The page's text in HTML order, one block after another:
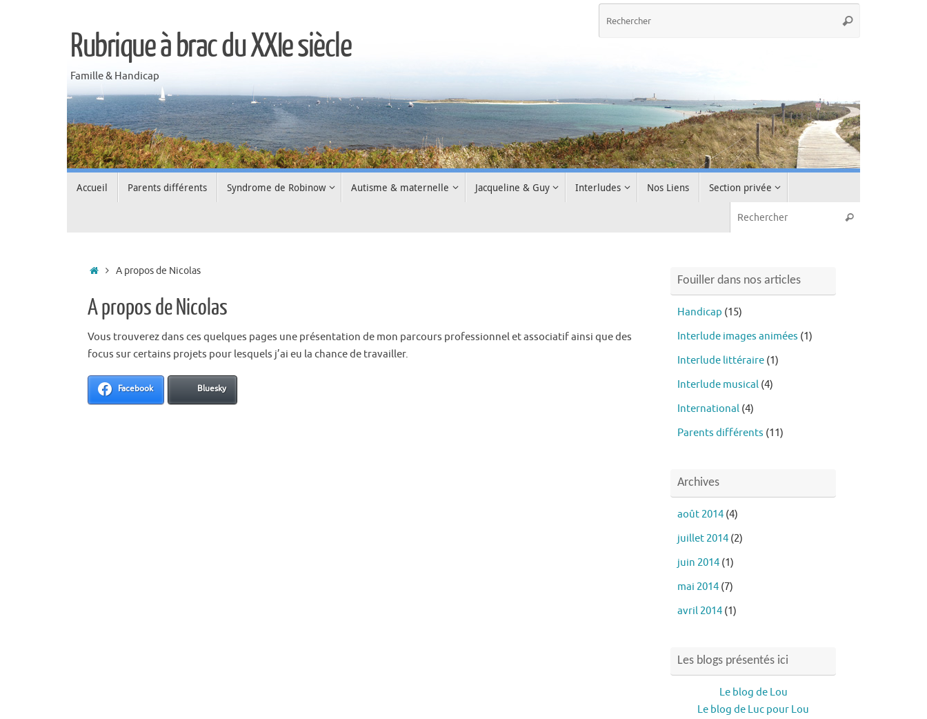
Rubrique à brac du XXIe siècle
Famille & Handicap
Accueil Parents différents Syndrome de Robinow Autisme & maternelle Jacqueline & Guy Interludes Nos Liens Section privée
A propos de Nicolas
A propos de Nicolas
Vous trouverez dans ces quelques pages une présentation de mon parcours professionnel et associatif ainsi que des
focus sur certains projets pour lesquels j’ai eu la chance de travailler.
Facebook Bluesky
Fouiller dans nos articles
Handicap (15)
Interlude images animées (1)
Interlude littéraire (1)
Interlude musical (4)
International (4)
Parents différents (11)
Archives
août 2014 (4)
juillet 2014 (2)
juin 2014 (1)
mai 2014 (7)
avril 2014 (1)
Les blogs présentés ici
Le blog de Lou
Le blog de Luc pour Lou